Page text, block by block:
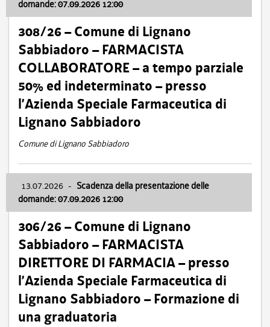
domande: 07.09.2026 12:00
308/26 – Comune di Lignano
Sabbiadoro – FARMACISTA
COLLABORATORE – a tempo parziale
50% ed indeterminato – presso
l’Azienda Speciale Farmaceutica di
Lignano Sabbiadoro
Comune di Lignano Sabbiadoro
13.07.2026 - Scadenza della presentazione delle
domande: 07.09.2026 12:00
306/26 – Comune di Lignano
Sabbiadoro – FARMACISTA
DIRETTORE DI FARMACIA – presso
l’Azienda Speciale Farmaceutica di
Lignano Sabbiadoro – Formazione di
una graduatoria